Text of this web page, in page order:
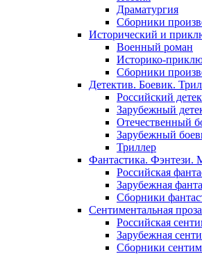
Драматургия
Сборники
Исторический и
Военный роман
Историко-
Сборники
Детектив. Боевик.
Российский
Зарубежный
Отечественный
Зарубежный
Триллер
Фантастика. Фэнтези.
Российская
Зарубежная
Сборники
Сентиментальная проза
Российская
Зарубежная
Сборники